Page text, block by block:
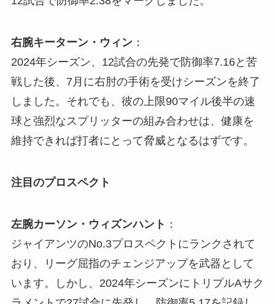
右腕キーターン・ウィン：
2024年シーズン、12試合の先発で防御率7.16と苦
戦した後、7月に右肘の手術を受けシーズンを終了
しました。それでも、彼の上限90マイル後半の速
球と強烈なスプリッターの組み合わせは、健康を
維持できれば打者にとって脅威となるはずです。
注目のプロスペクト
左腕カーソン・ウィズンハント ：
ジャイアンツのNo.3プロスペクトにランクされて
おり、リーグ屈指のチェンジアップを武器として
います。しかし、2024年シーズンにトリプルAサク